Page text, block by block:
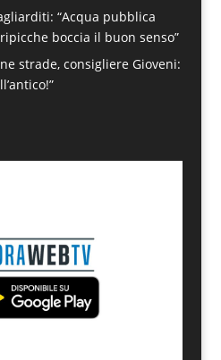
“Acqua pubblica
boccia il buon senso”
strade, consigliere Gioveni: